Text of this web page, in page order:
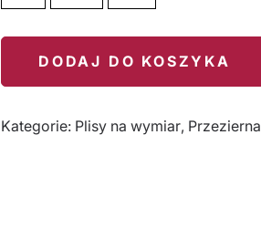
DODAJ DO KOSZYKA
Kategorie: Plisy na wymiar, Przezierna